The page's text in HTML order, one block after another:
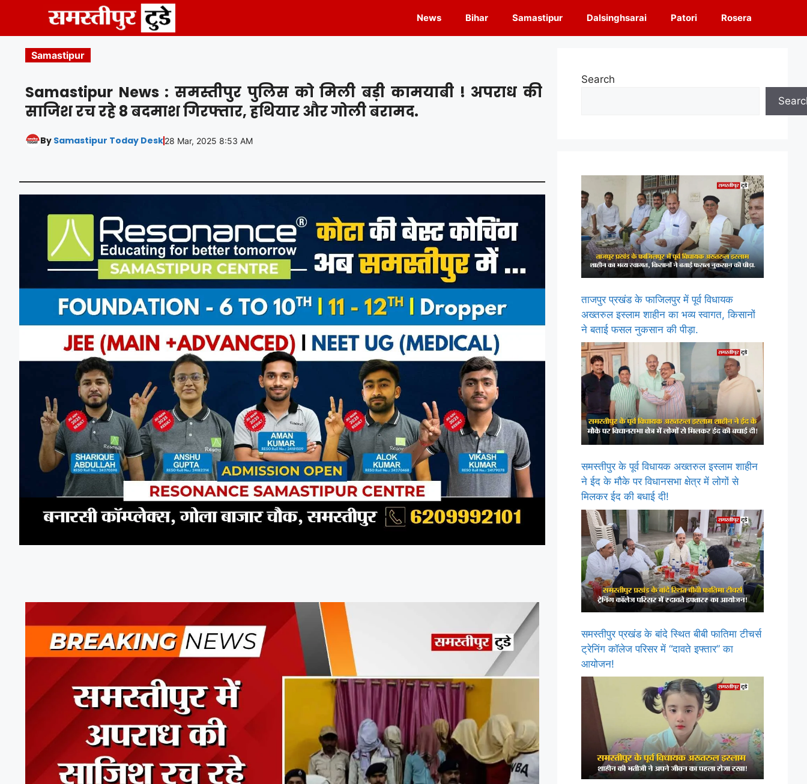
content
News Bihar Samastipur Dalsinghsarai Patori Rosera
Samastipur
Samastipur News : समस्तीपुर पुलिस को मिली बड़ी कामयाबी ! अपराध की
साजिश रच रहे 8 बदमाश गिरफ्तार, हथियार और गोली बरामद.
By Samastipur Today Desk28 Mar, 2025 8:53 AM
Search
ताजपुर प्रखंड के फाजिलपुर में पूर्व विधायक
अख्तरुल इस्लाम शाहीन का भव्य स्वागत, किसानों
ने बताई फसल नुकसान की पीड़ा.
समस्तीपुर के पूर्व विधायक अख्तरुल इस्लाम शाहीन
ने ईद के मौके पर विधानसभा क्षेत्र में लोगों से
मिलकर ईद की बधाई दी!
समस्तीपुर प्रखंड के बांदे स्थित बीबी फातिमा टीचर्स
ट्रेनिंग कॉलेज परिसर में “दावते इफ्तार” का
आयोजन!